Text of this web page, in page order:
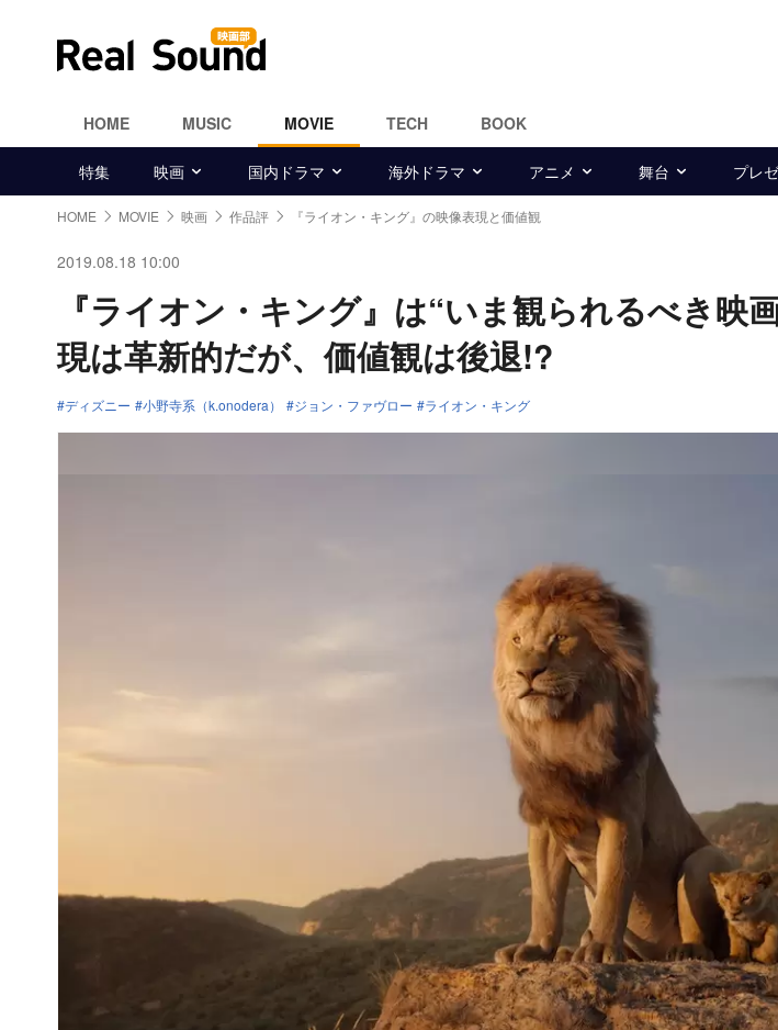
HOME MUSIC MOVIE TECH BOOK
特集 映画 国内ドラマ 海外ドラマ アニメ 舞台 プレ
HOME MOVIE 映画 作品評 『ライオン・キング』の映像表現と価値観
2019.08.18 10:00
『ライオン・キング』は“いま観られるべき
現は革新的だが、価値観は後退!?
ディズニー 小野寺系（k.onodera） ジョン・ファヴロー ライオン・キング